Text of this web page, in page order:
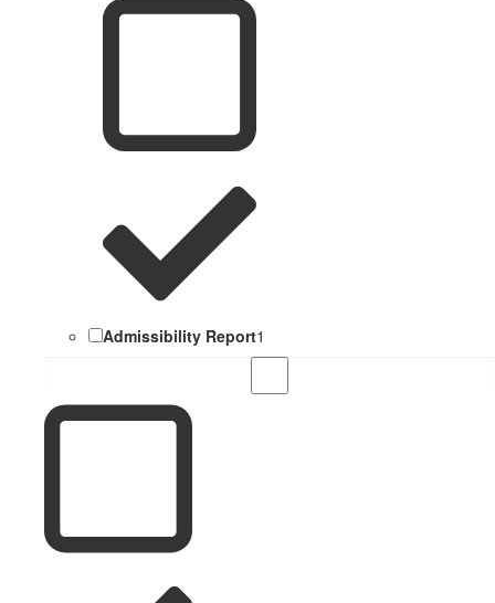
Admissibility Report1